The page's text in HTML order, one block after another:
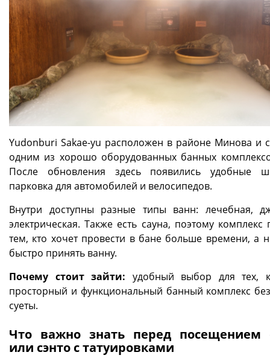
Yudonburi Sakae-yu расположен в районе Минова и
одним из хорошо оборудованных банных
После обновления здесь появились удобные
парковка для автомобилей и велосипедов.
Внутри доступны разные типы ванн: лечебная,
электрическая. Также есть сауна, поэтому комплекс
тем, кто хочет провести в бане больше времени, а
быстро принять ванну.
Почему стоит зайти: удобный выбор для тех,
просторный и функциональный банный комплекс
суеты.
Что важно знать перед посещением
или сэнто с татуировками